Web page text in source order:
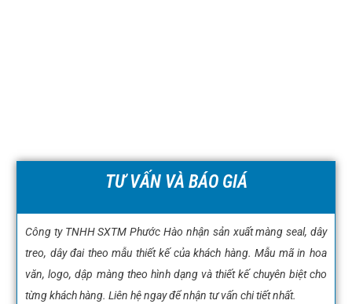
TƯ VẤN VÀ BÁO GIÁ
Công ty TNHH SXTM Phước Hào nhận sản xuất màng seal, dây
treo, dây đai theo mẫu thiết kế của khách hàng. Mẫu mã in hoa
văn, logo, dập màng theo hình dạng và thiết kế chuyên biệt cho
từng khách hàng. Liên hệ ngay để nhận tư vấn chi tiết nhất.